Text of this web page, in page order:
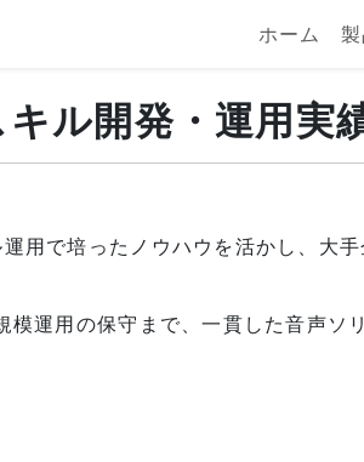
ホーム
ル開発・運用実
用で培ったノウハウを活かし、大
運用の保守まで、一貫した音声ソ